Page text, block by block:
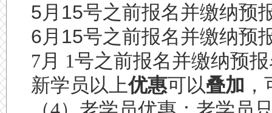
5月 15号之前报名并缴纳预
6月 15号之前报名并缴纳预
7月 1号之前报名并缴纳预
新学员以上优惠可以叠加